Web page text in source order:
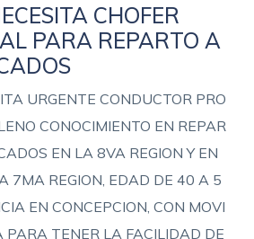
CHOFER
PARA REPARTO A
URGENTE CONDUCTOR PRO
CONOCIMIENTO EN REPAR
EN LA 8VA REGION Y EN
7MA REGION, EDAD DE 40 A 5
EN CONCEPCION, CON MOVI
PARA TENER LA FACILIDAD DE